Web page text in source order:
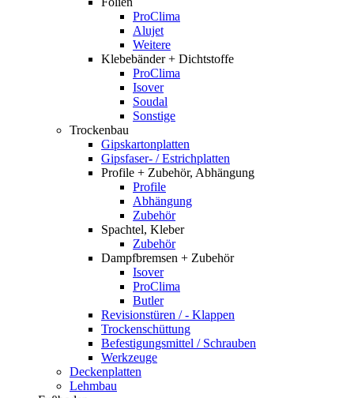
ProClima
Alujet
Weitere
Klebebänder + Dichtstoffe
ProClima
Isover
Soudal
Sonstige
Trockenbau
Gipskartonplatten
Gipsfaser- / Estrichplatten
Profile + Zubehör, Abhängung
Profile
Abhängung
Zubehör
Spachtel, Kleber
Zubehör
Dampfbremsen + Zubehör
Isover
ProClima
Butler
Revisionstüren / - Klappen
Trockenschüttung
Befestigungsmittel / Schrauben
Werkzeuge
Deckenplatten
Lehmbau